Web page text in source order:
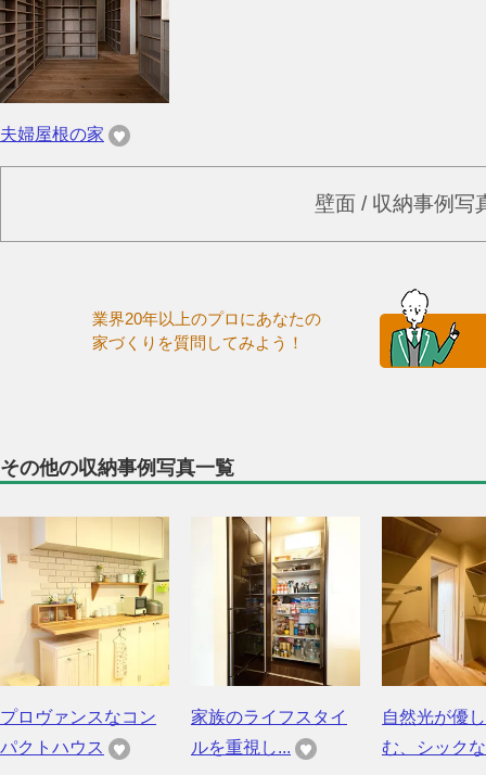
夫婦屋根の家
壁面 / 収納事例写
業界20年以上のプロにあなたの
家づくりを質問してみよう！
その他の収納事例写真一覧
プロヴァンスなコン
パクトハウス
家族のライフスタイ
ルを重視し...
自然光が優
む、シック